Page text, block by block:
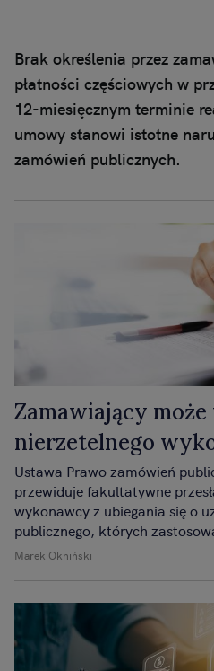
Brak określenia przez
płatności częściowych w
12-miesięcznym terminie
umowy stanowi istotne
zamówień publicznych.
Zamawiający
nierzetelnego
Marek Okniński
Ustawa Prawo zamówień
przewiduje fakultatywne
wykonawcy z ubiegania się o
publicznego, których
subiektywnej decyzji